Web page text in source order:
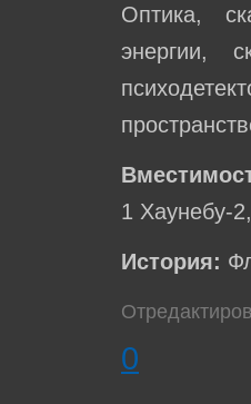
Оптика,
энергии,
1 Хаунебу-
История:
0